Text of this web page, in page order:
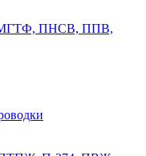
ПНСВ, ППВ,